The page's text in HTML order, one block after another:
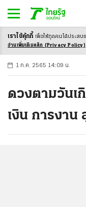
-ก ก ก+
1 ก.ค. 2565 14:09 น.
ดวงตามวันเ
เงิน การงาน
เราใช้คุ้กกี้ เพื่อให้ทุกคนได้ประสบ
อ่านเพิ่มเติมคลิก (Privacy Policy)